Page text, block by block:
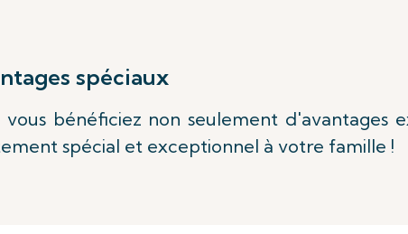
spéciaux
bénéficiez non seulement d'avantages
spécial et exceptionnel à votre famille !